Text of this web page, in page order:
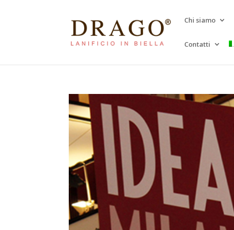
Chi siamo
Contatti